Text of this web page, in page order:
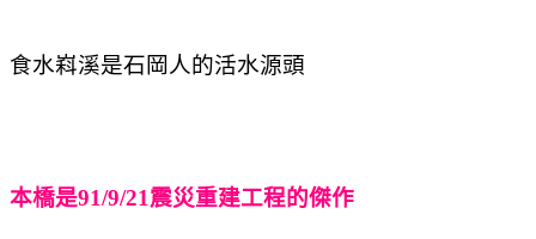
食水嵙溪是石岡人的活水源頭
本橋是91/9/21震災重建工程的傑作